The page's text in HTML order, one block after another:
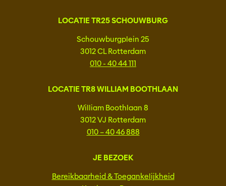
LOCATIE TR25 SCHOUWBURG
Schouwburgplein 25
3012 CL Rotterdam
010 - 40 44 111
LOCATIE TR8 WILLIAM BOOTHLAAN
William Boothlaan 8
3012 VJ Rotterdam
010 – 40 46 888
JE BEZOEK
Bereikbaarheid & Toegankelijkheid